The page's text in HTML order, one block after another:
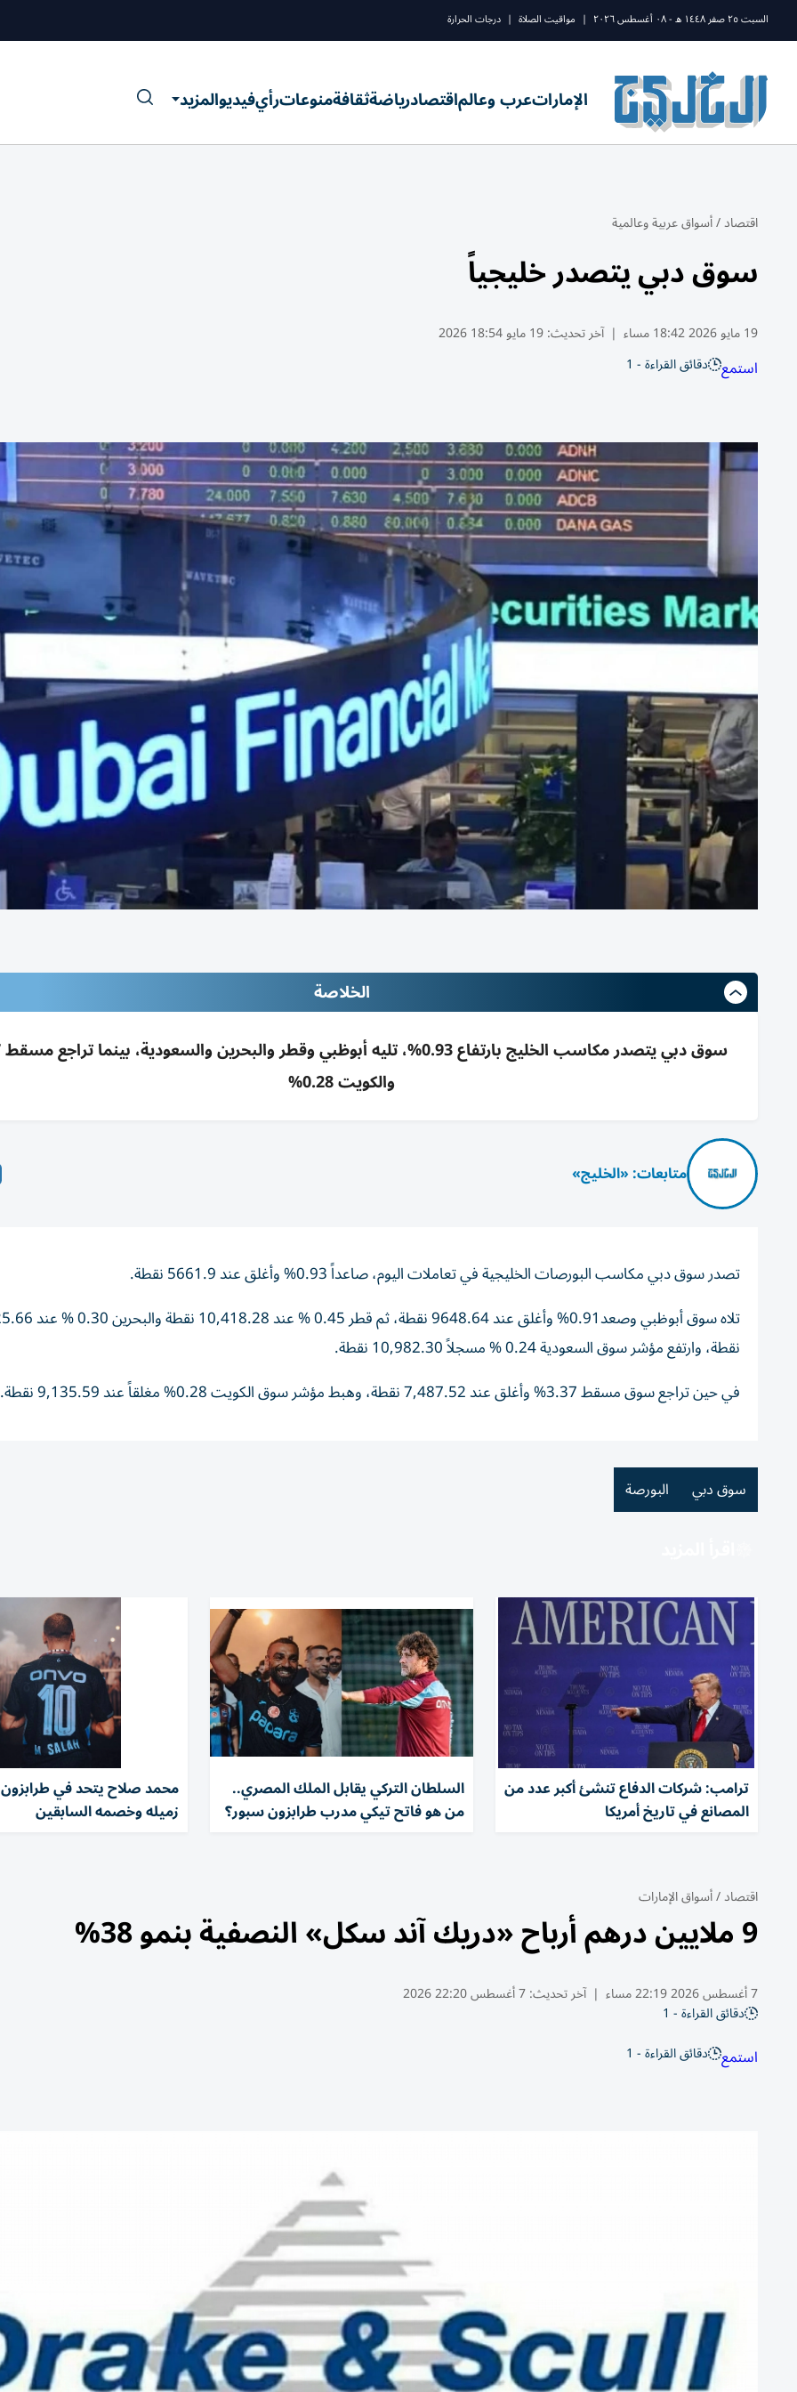
السبت ٢٥ صفر ١٤٤٨ ه - ٠٨ أغسطس ٢٠٢٦ | مواقيت الصلاة | درجات الحرارة
الإماراتعرب وعالماقتصادرياضةثقافةمنوعاترأيفيديوالمزيد
اقتصاد/أسواق عربية وعالمية
سوق دبي يتصدر خليجياً
19 مايو 2026 18:42 مساء | آخر تحديث:19 مايو 18:54 2026
استمع دقائق القراءة - 1
الخلاصة
والكويت 0.28%
متابعات: «الخليج»
تصدر سوق دبي مكاسب البورصات الخليجية في تعاملات اليوم، صاعداً 0.93% وأغلق عند 5661.9 نقطة.
تلاه سوق أبوظبي وصعد0.91% وأغلق عند 9648.64
نقطة، وارتفع مؤشر سوق السعودية 0.24 % مسجلاً 10,982.30 نقطة.
في حين تراجع سوق مسقط 3.37% وأغلق عند 7,487.52 نقطة، وهبط مؤشر سوق الكويت 0.28% مغلقاً عند 9,135.59 نقطة.
سوق دبي البورصة
ترامب: شركات الدفاع تنشئ أكبر عدد من
المصانع في تاريخ أمريكا
السلطان التركي يقابل الملك المصري..
من هو فاتح تيكي مدرب طرابزون سبور؟
محمد صلاح يتحد في
زميله وخصمه السابقين
اقتصاد/أسواق الإمارات
9 ملايين درهم أرباح «دريك آند سكل» النصفية بنمو 38%
7 أغسطس 2026 22:19 مساء | آخر تحديث:7 أغسطس 22:20 2026
دقائق القراءة - 1
استمع دقائق القراءة - 1